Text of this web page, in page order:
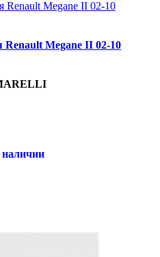
Renault Megane II 02-10